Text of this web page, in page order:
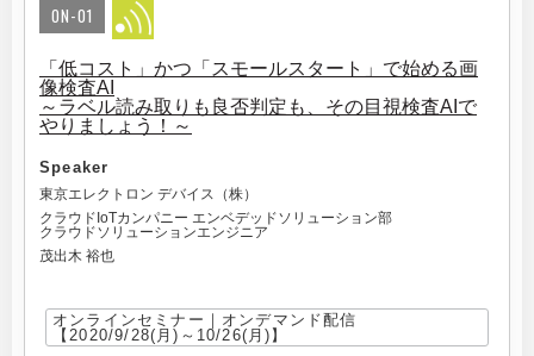
ON-01
「低コスト」かつ「スモールスタート」で始める画
像検査AI
～ラベル読み取りも良否判定も、その目視検査AIで
やりましょう！～
Speaker
東京エレクトロン デバイス（株）
クラウドIoTカンパニー エンベデッドソリューション部
クラウドソリューションエンジニア
茂出木 裕也
オンラインセミナー｜オンデマンド配信
【2020/9/28(月)～10/26(月)】